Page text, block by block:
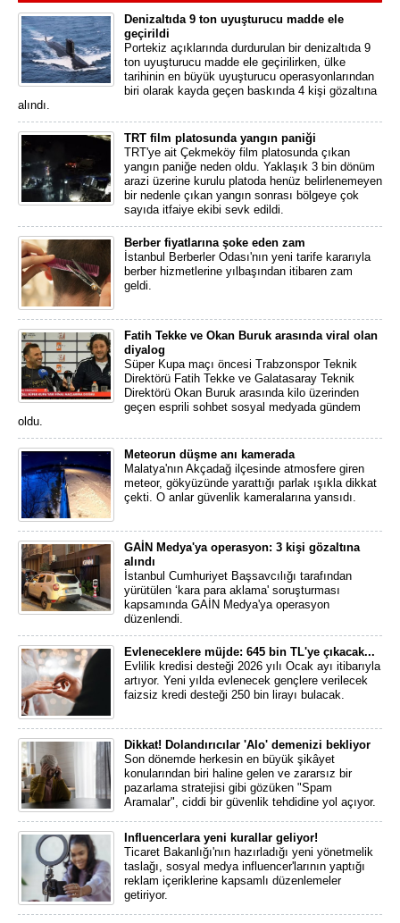
Denizaltıda 9 ton uyuşturucu madde ele
geçirildi
Portekiz açıklarında durdurulan bir denizaltıda 9
ton uyuşturucu madde ele geçirilirken, ülke
tarihinin en büyük uyuşturucu operasyonlarından
biri olarak kayda geçen baskında 4 kişi gözaltına
alındı.
TRT film platosunda yangın paniği
TRT'ye ait Çekmeköy film platosunda çıkan
yangın paniğe neden oldu. Yaklaşık 3 bin dönüm
arazi üzerine kurulu platoda henüz belirlenemeyen
bir nedenle çıkan yangın sonrası bölgeye çok
sayıda itfaiye ekibi sevk edildi.
Berber fiyatlarına şoke eden zam
İstanbul Berberler Odası'nın yeni tarife kararıyla
berber hizmetlerine yılbaşından itibaren zam
geldi.
Fatih Tekke ve Okan Buruk arasında viral olan
diyalog
Süper Kupa maçı öncesi Trabzonspor Teknik
Direktörü Fatih Tekke ve Galatasaray Teknik
Direktörü Okan Buruk arasında kilo üzerinden
geçen esprili sohbet sosyal medyada gündem
oldu.
Meteorun düşme anı kamerada
Malatya'nın Akçadağ ilçesinde atmosfere giren
meteor, gökyüzünde yarattığı parlak ışıkla dikkat
çekti. O anlar güvenlik kameralarına yansıdı.
GAİN Medya'ya operasyon: 3 kişi gözaltına
alındı
İstanbul Cumhuriyet Başsavcılığı tarafından
yürütülen ‘kara para aklama' soruşturması
kapsamında GAİN Medya'ya operasyon
düzenlendi.
Evleneceklere müjde: 645 bin TL'ye çıkacak...
Evlilik kredisi desteği 2026 yılı Ocak ayı itibarıyla
artıyor. Yeni yılda evlenecek gençlere verilecek
faizsiz kredi desteği 250 bin lirayı bulacak.
Dikkat! Dolandırıcılar 'Alo' demenizi bekliyor
Son dönemde herkesin en büyük şikâyet
konularından biri haline gelen ve zararsız bir
pazarlama stratejisi gibi gözüken "Spam
Aramalar", ciddi bir güvenlik tehdidine yol açıyor.
Influencerlara yeni kurallar geliyor!
Ticaret Bakanlığı'nın hazırladığı yeni yönetmelik
taslağı, sosyal medya influencer'larının yaptığı
reklam içeriklerine kapsamlı düzenlemeler
getiriyor.